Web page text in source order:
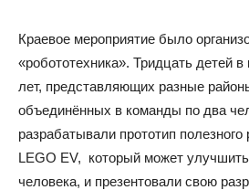
Краевое мероприятие было
«робототехника». Тридцать детей в
лет, представляющих разные
объединённых в команды по два
разрабатывали прототип полезного
LEGO EV, который может
человека, и презентовали свою